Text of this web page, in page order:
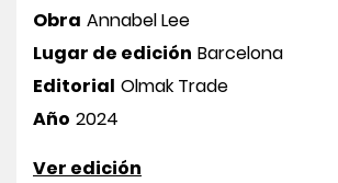
Obra Annabel Lee
Lugar de edición Barcelona
Editorial Olmak Trade
Año 2024
Ver edición